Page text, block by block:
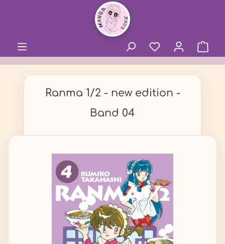
Ranma 1/2 - new edition -
Band 04
Bildergalerie überspringen